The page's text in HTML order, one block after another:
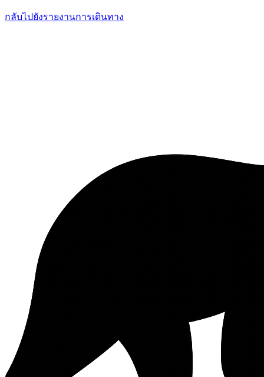
กลับไปยังรายงานการเดินทาง